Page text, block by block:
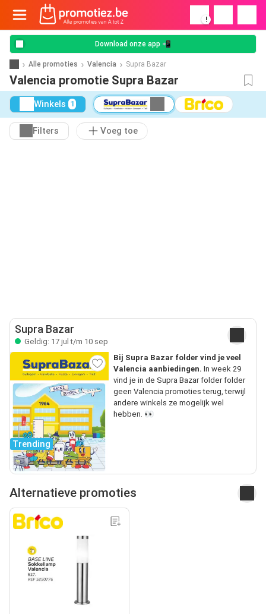
!
Download onze app 📲
Alle promoties Valencia Supra Bazar
Valencia promotie Supra Bazar
Winkels 1
Filters Voeg toe
Supra Bazar
Geldig: 17 jul t/m 10 sep
Trending
Bij Supra Bazar folder vind je veel
Valencia aanbiedingen. In week 29
vind je in de Supra Bazar folder folder
geen Valencia promoties terug, terwijl
andere winkels ze mogelijk wel
hebben. 👀
Alternatieve promoties